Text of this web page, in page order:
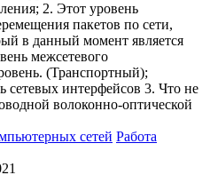
2. Этот уровень
пакетов по сети,
в данный момент является
межсетевого
(Транспортный);
сетевых интерфейсов 3. Что не
волоконно-оптической
сетей Работа